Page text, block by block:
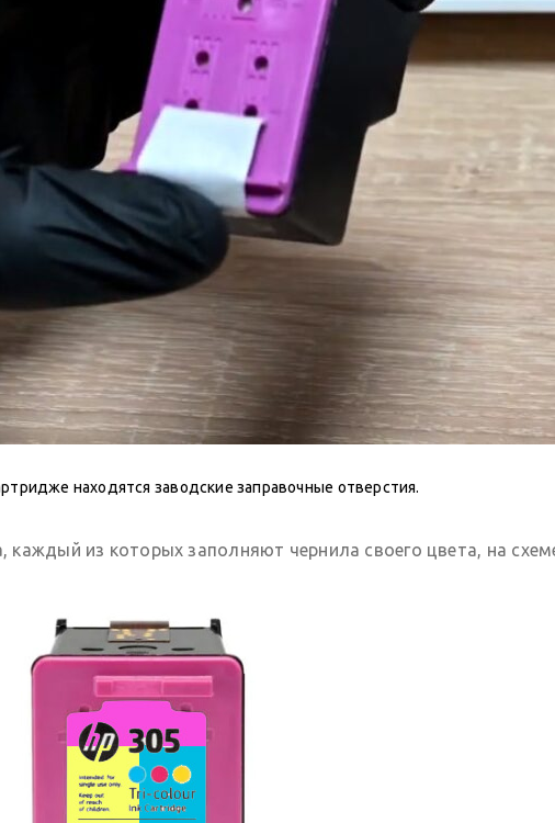
находятся заводские заправочные отверстия.
каждый из которых заполняют чернила своего цвета, на